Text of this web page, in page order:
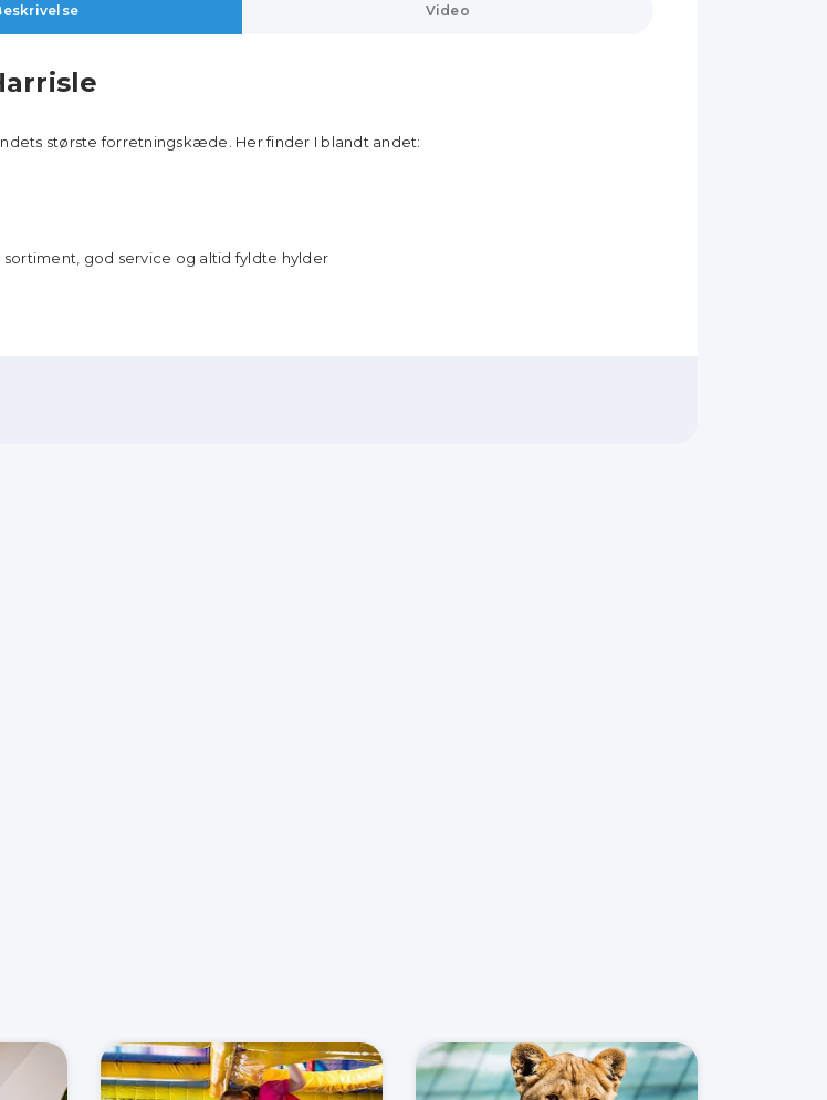
Video
største forretningskæde. Her finder I blandt andet:
god service og altid fyldte hylder